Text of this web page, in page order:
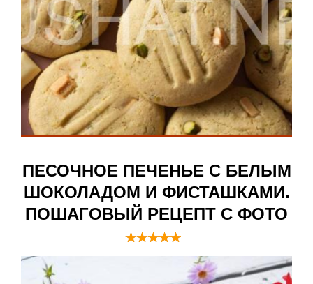
ПЕСОЧНОЕ ПЕЧЕНЬЕ С БЕЛЫМ
ШОКОЛАДОМ И ФИСТАШКАМИ.
ПОШАГОВЫЙ РЕЦЕПТ С ФОТО